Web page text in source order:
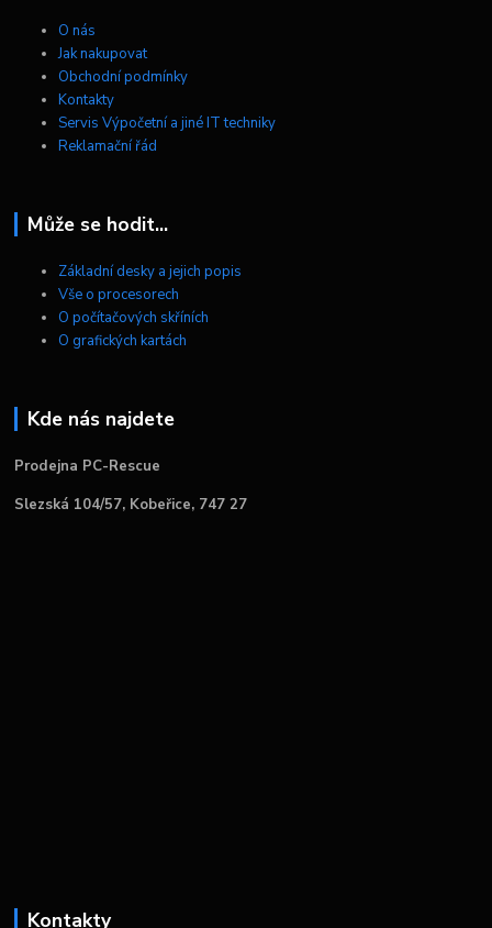
O nás
Jak nakupovat
Obchodní podmínky
Kontakty
Servis Výpočetní a jiné IT techniky
Reklamační řád
Může se hodit...
Základní desky a jejich popis
Vše o procesorech
O počítačových skříních
O grafických kartách
Kde nás najdete
Prodejna PC-Rescue
Slezská 104/57, Kobeřice, 747 27
Kontakty